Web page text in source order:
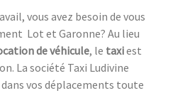
vous avez besoin de vous
Lot et Garonne? Au lieu
de véhicule, le taxiest
La société Taxi Ludivine
vos déplacements toute